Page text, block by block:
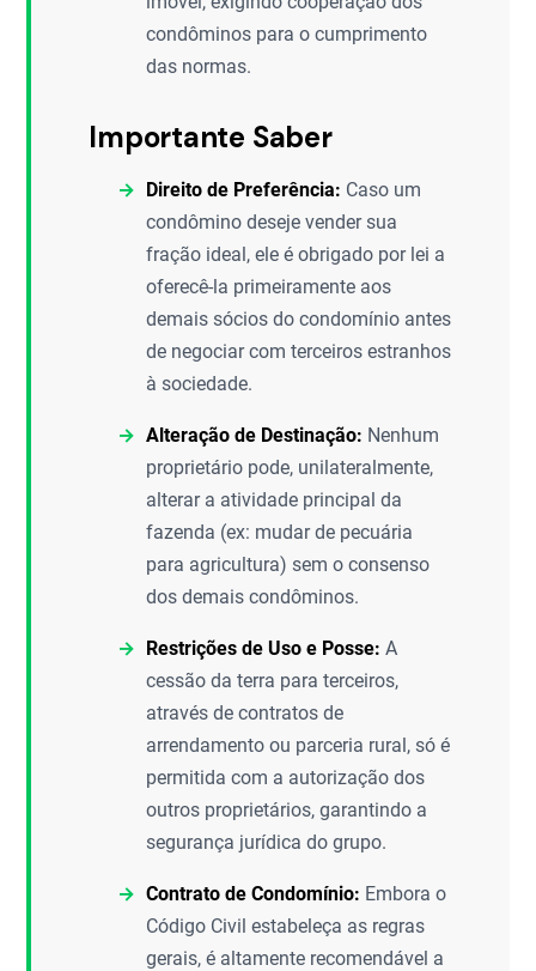
condôminos para o cumprimento
das normas.
Importante Saber
Direito de Preferência: Caso um
condômino deseje vender sua
fração ideal, ele é obrigado por lei a
oferecê-la primeiramente aos
demais sócios do condomínio antes
de negociar com terceiros estranhos
à sociedade.
Alteração de Destinação: Nenhum
proprietário pode, unilateralmente,
alterar a atividade principal da
fazenda (ex: mudar de pecuária
para agricultura) sem o consenso
dos demais condôminos.
Restrições de Uso e Posse: A
cessão da terra para terceiros,
através de contratos de
arrendamento ou parceria rural, só é
permitida com a autorização dos
outros proprietários, garantindo a
segurança jurídica do grupo.
Contrato de Condomínio: Embora o
Código Civil estabeleça as regras
gerais, é altamente recomendável a